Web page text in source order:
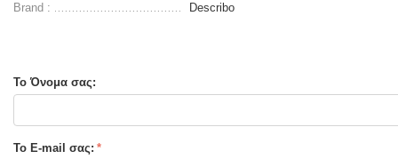
Brand : Describo
Το Όνομα σας:
Το E-mail σας: